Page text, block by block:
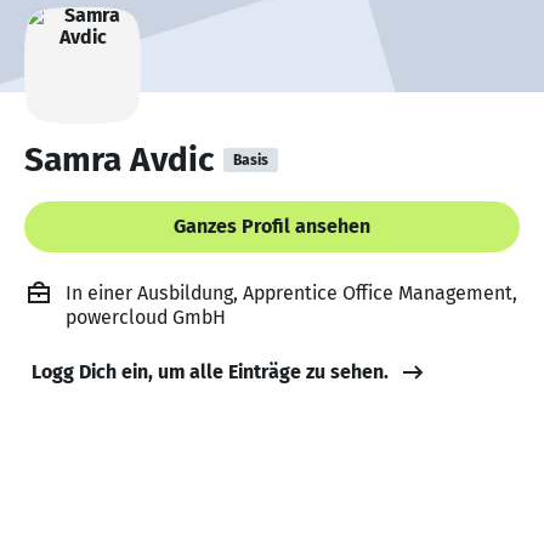
Samra Avdic Basis
Ganzes Profil ansehen
In einer Ausbildung, Apprentice Office Management,
powercloud GmbH
Logg Dich ein, um alle Einträge zu sehen.